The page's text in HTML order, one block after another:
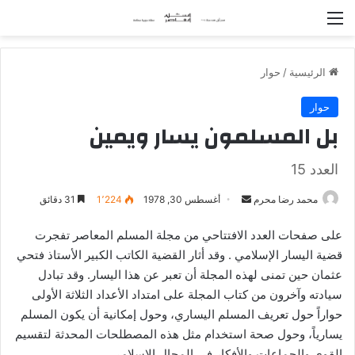
الرئيسية / حوار
حوار
بل المسلمون يسار ويمين
العدد 15
محمد رضا محرم
س
ل
ب
ر
د
ا
أغسطس 30, 1978 1٬224
على صفحات العدد الافتتاحي من مجلة المسلم المعاصر تفجرت
قضية اليسار الإسلامي . وقد أثار القضية الكاتب الكبير الأستاذ فتحي
عثمان حين تمنى لهذه المجلة أن تعبر عن هذا اليسار. وقد تبادل
سيادته وآخرون من كتاب المجلة على امتداد الأعداد الثلاثة الأولى
حواراً حول تعريف المسلم اليساري، وحول إمكانية أن يكون المسلم
يسارياً، وحول صحة استخدام مثل هذه المصطلحات المحدثة لتقسيم